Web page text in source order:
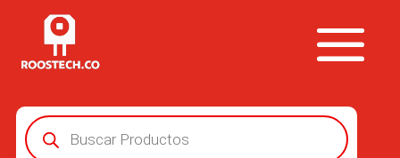
Búsqueda
de
productos